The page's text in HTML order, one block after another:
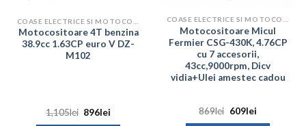
Motocositoare 4T benzina
38.9cc 1.63CP euro V DZ-
M102
1,105lei Prețul
896lei
Motocositoare Micul
Fermier CSG-430K, 4.76CP
cu 7 accesorii,
43cc,9000rpm, Dicv
vidia+Ulei amestec cadou
869lei Prețul
609leiPrețul